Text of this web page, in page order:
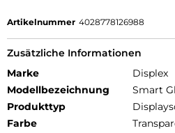
Artikelnummer 4028778126988
Zusätzliche Informationen
Marke
Displex
Modellbezeichnung
Smart
Produkttyp
Farbe